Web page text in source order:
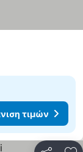
τιμών